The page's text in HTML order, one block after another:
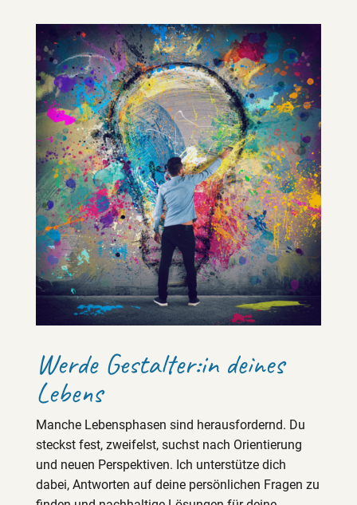
Werde Gestalter:in deines
Lebens
Manche Lebensphasen sind herausfordernd. Du
steckst fest, zweifelst, suchst nach Orientierung
und neuen Perspektiven. Ich unterstütze dich
dabei, Antworten auf deine persönlichen Fragen zu